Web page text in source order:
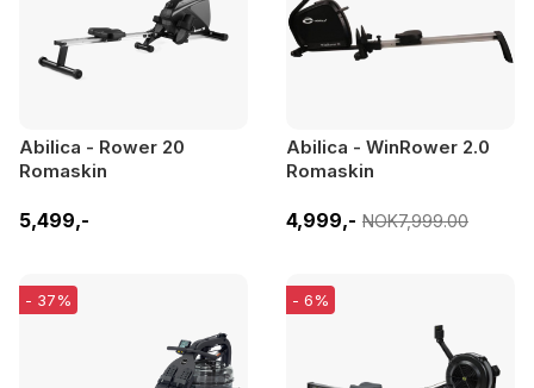
Abilica - Rower 20
Romaskin
5,499,-
Abilica - WinRower 2.0
Romaskin
4,999,- NOK7,999.00
- 37% - 6%